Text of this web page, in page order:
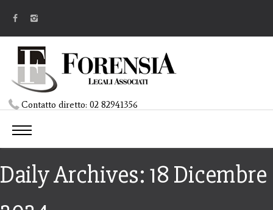
Contatto diretto:02 82941356
Daily Archives: 18 Dicembre